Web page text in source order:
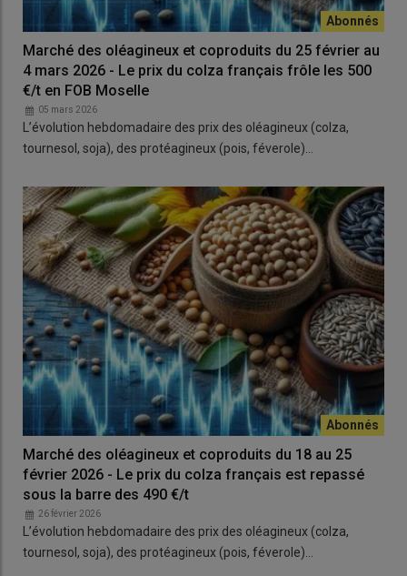
Marché des oléagineux et coproduits du 25 février au
4 mars 2026 - Le prix du colza français frôle les 500
€/t en FOB Moselle
05 mars 2026
L’évolution hebdomadaire des prix des oléagineux (colza,
tournesol, soja), des protéagineux (pois, féverole)…
Marché des oléagineux et coproduits du 18 au 25
février 2026 - Le prix du colza français est repassé
sous la barre des 490 €/t
26 février 2026
L’évolution hebdomadaire des prix des oléagineux (colza,
tournesol, soja), des protéagineux (pois, féverole)…